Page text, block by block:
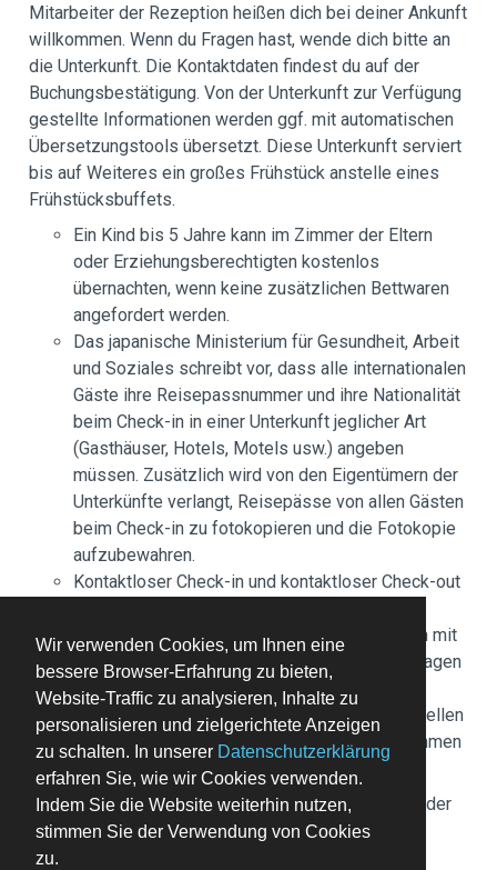
Wir verwenden Cookies, um Ihnen eine
bessere Browser-Erfahrung zu bieten,
Website-Traffic zu analysieren, Inhalte zu
personalisieren und zielgerichtete Anzeigen
zu schalten. In unserer Datenschutzerklärung
erfahren Sie, wie wir Cookies verwenden.
Indem Sie die Website weiterhin nutzen,
stimmen Sie der Verwendung von Cookies
zu.
Mitarbeiter der Rezeption heißen dich bei deiner Ankunft
willkommen. Wenn du Fragen hast, wende dich bitte an
die Unterkunft. Die Kontaktdaten findest du auf der
Buchungsbestätigung. Von der Unterkunft zur Verfügung
gestellte Informationen werden ggf. mit automatischen
Übersetzungstools übersetzt. Diese Unterkunft serviert
bis auf Weiteres ein großes Frühstück anstelle eines
Frühstücksbuffets.
Ein Kind bis 5 Jahre kann im Zimmer der Eltern
oder Erziehungsberechtigten kostenlos
übernachten, wenn keine zusätzlichen Bettwaren
angefordert werden.
Das japanische Ministerium für Gesundheit, Arbeit
und Soziales schreibt vor, dass alle internationalen
Gäste ihre Reisepassnummer und ihre Nationalität
beim Check-in in einer Unterkunft jeglicher Art
(Gasthäuser, Hotels, Motels usw.) angeben
müssen. Zusätzlich wird von den Eigentümern der
Unterkünfte verlangt, Reisepässe von allen Gästen
beim Check-in zu fotokopieren und die Fotokopie
aufzubewahren.
Kontaktloser Check-in und kontaktloser Check-out
Bitte beachte, dass einige Unterkünfte Gästen mit
Tattoos die Nutzung der öffentlichen Badeanlagen
vor Ort nicht gestatten.
In dieser Unterkunft sind Gäste jeglicher sexuellen
Orientierung und Geschlechtsidentität willkommen
(LGBTQ+-freundlich).
Du wirst gebeten, die folgenden Gebühren direkt in der
Unterkunft zu zahlen. Gebühren beinhalten
möglicherweise geltende Steuern: